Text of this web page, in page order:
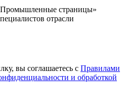
страницы»
отрасли
вы соглашаетесь с Правилами
и обработкой